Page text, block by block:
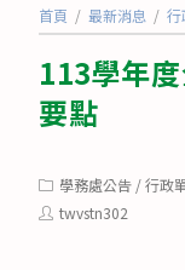
首頁 / 最新消息 / 行
113學年
要點
Post
category:
學務處公告 /行政
Posttwvstn302